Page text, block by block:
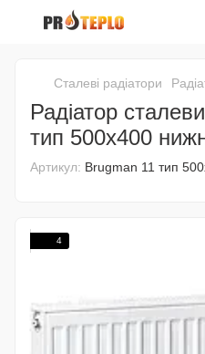
Сталеві радіатори
Радіатор
тип 500х400
Артикул: Brugman 11 тип
4